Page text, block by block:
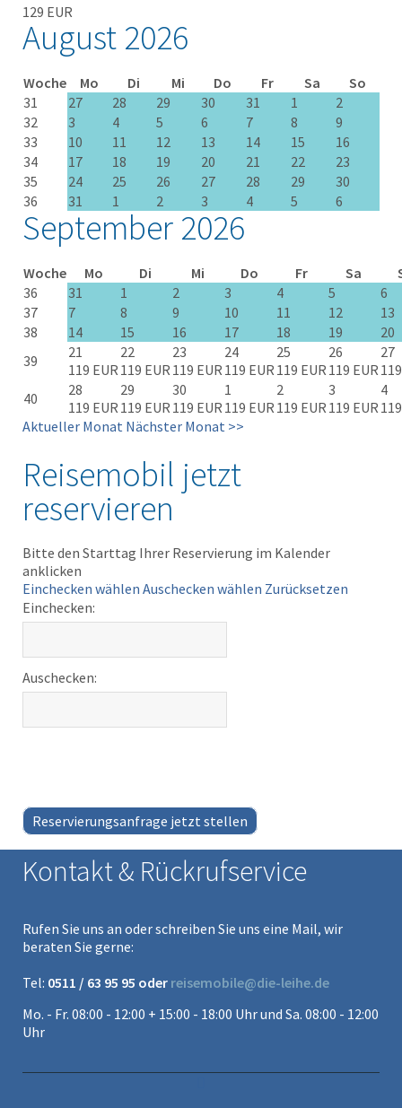
129 EUR
August 2026
Woche Mo Di Mi Do Fr Sa
So
31
27 28 29 30 31 1
2
32
3 4 5 6 7 8
9
33
10 11 12 13 14 15
16
34
17 18 19 20 21 22
23
35
24 25 26 27 28 29
30
36
31 1 2 3 4 5 6
September 2026
Woche Mo Di Mi Do Fr Sa
36
31 1 2 3 4 5
6
37
7 8 9 10 11 12
13
38
14 15 16 17 18 19
20
39
21
119 EUR
22
119 EUR
23
119 EUR
24
119 EUR
25
119 EUR
26
119 EUR
27
40
28
119 EUR
29
119 EUR
30
119 EUR
1
119 EUR
2
119 EUR
3
119 EUR
4
Aktueller Monat Nächster Monat >>
Reisemobil jetzt
reservieren
Bitte den Starttag Ihrer Reservierung im Kalender
anklicken
Einchecken wählen Auschecken wählen Zurücksetzen
Einchecken:
Auschecken:
Reservierungsanfrage jetzt stellen
Kontakt & Rückrufservice
Rufen Sie uns an oder schreiben Sie uns eine Mail, wir
beraten Sie gerne:
Tel: 0511 / 63 95 95 oder reisemobile@die-leihe.de
Mo. - Fr. 08:00 - 12:00 + 15:00 - 18:00 Uhr und Sa. 08:00 - 12:00
Uhr